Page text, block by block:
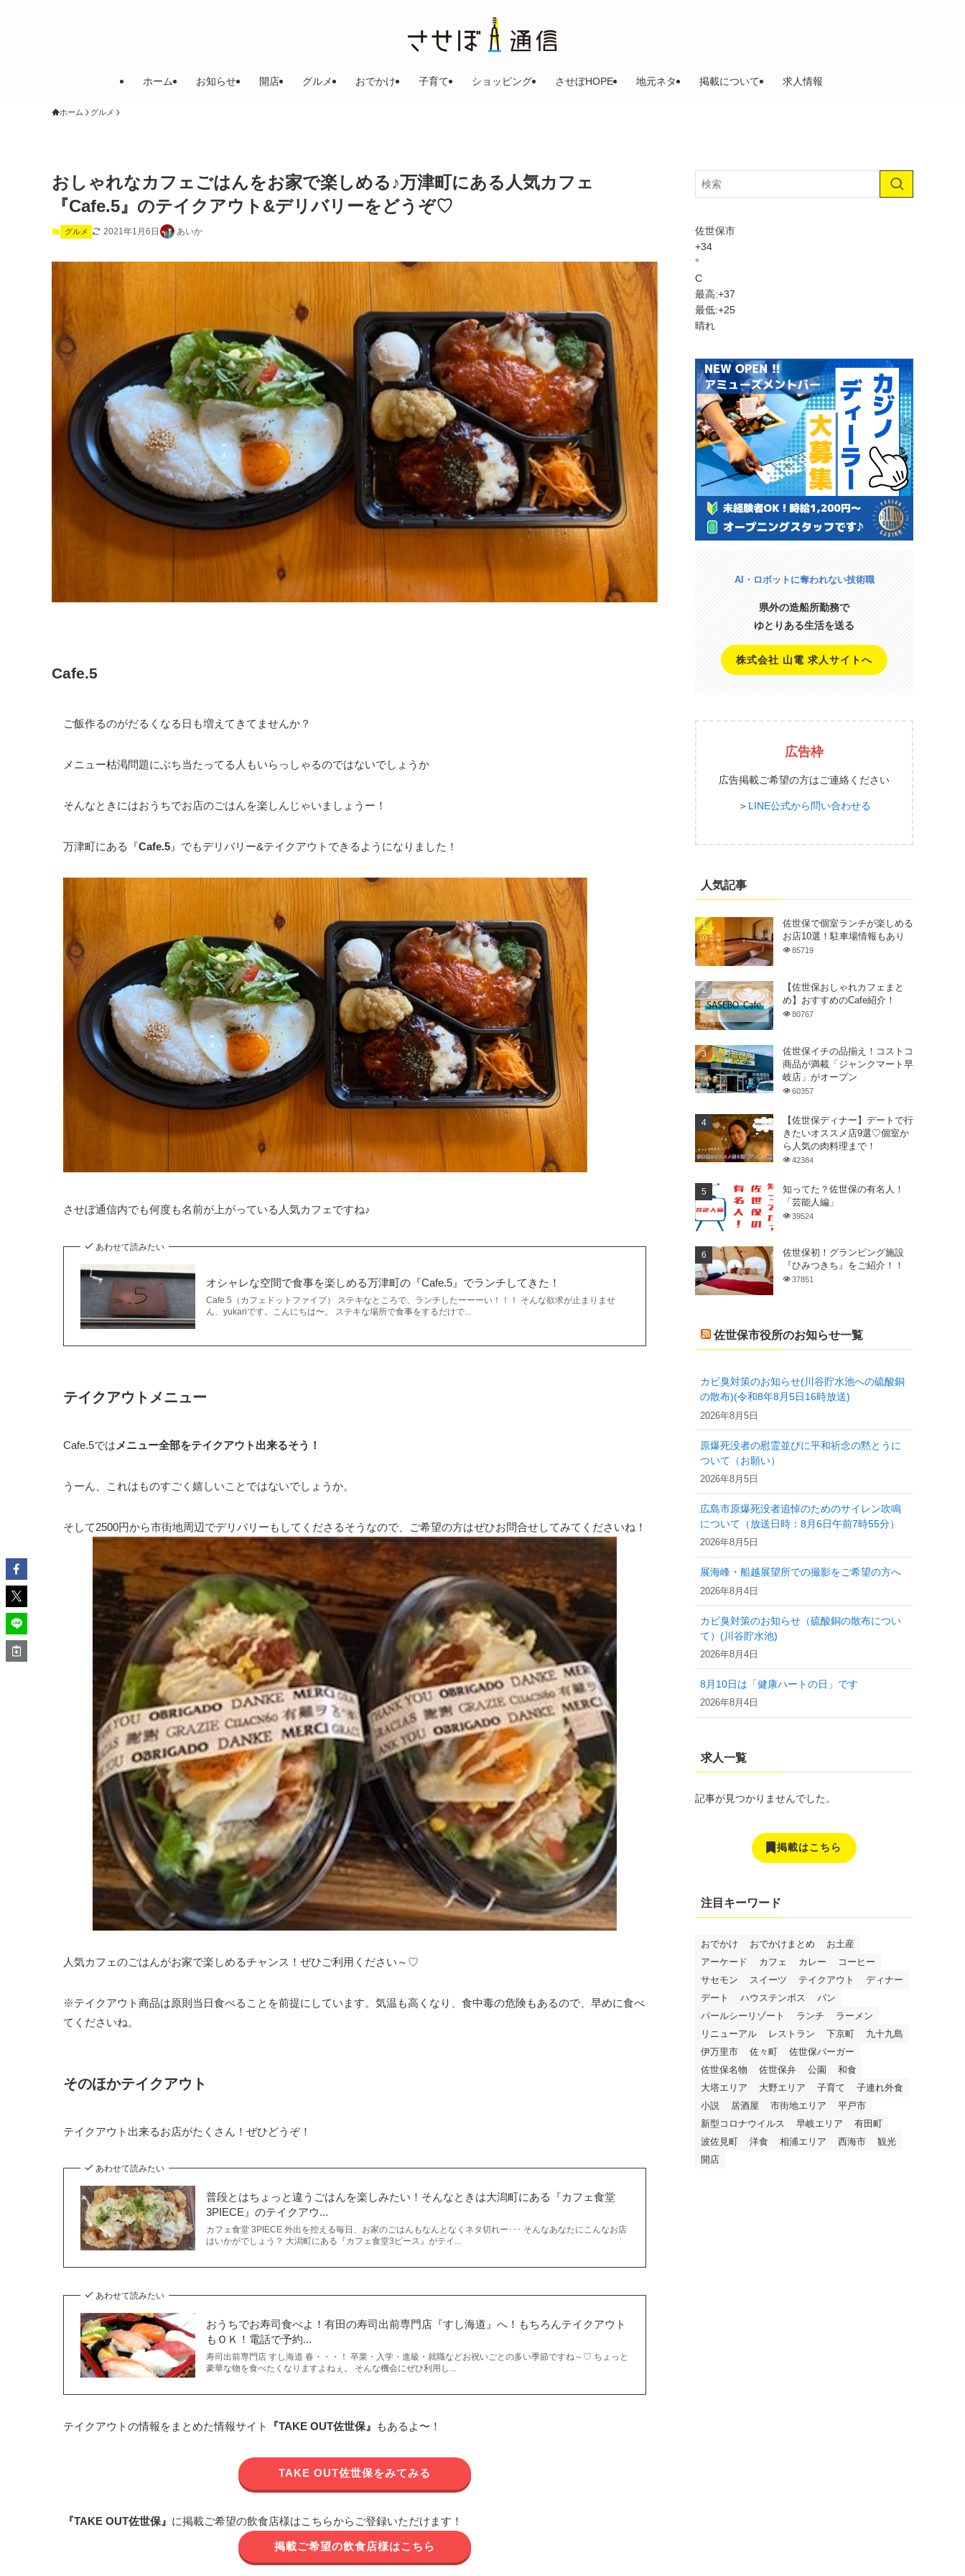
ホーム お知らせ 開店 グルメ おでかけ 子育て ショッピング させぼHOPE 地元ネタ 掲載について 求人情報
ホーム グルメ
おしゃれなカフェごはんをお家で楽しめる♪万津町にある人気カフェ
『Cafe.5』のテイクアウト&デリバリーをどうぞ♡
グルメ 2021年1月6日 あいか
Cafe.5
ご飯作るのがだるくなる日も増えてきてませんか？
メニュー枯渇問題にぶち当たってる人もいらっしゃるのではないでしょうか
そんなときにはおうちでお店のごはんを楽しんじゃいましょうー！
万津町にある『Cafe.5 』でもデリバリー&テイクアウトできるようになりました！
させぼ通信内でも何度も名前が上がっている人気カフェですね♪
あわせて読みたい
オシャレな空間で食事を楽しめる万津町の『Cafe.5』でランチしてきた！
Cafe.5（カフェドットファイブ） ステキなところで、ランチしたーーーい！！！ そんな欲求が止まりませ
ん、yukariです。こんにちは〜。 ステキな場所で食事をするだけで...
テイクアウトメニュー
Cafe.5では メニュー全部をテイクアウト出来るそう！
うーん、これはものすごく嬉しいことではないでしょうか。
そして2500円から市街地周辺でデリバリーもしてくださるそうなので、ご希望の方はぜひお問合せしてみてくださいね！
人気カフェのごはんがお家で楽しめるチャンス！ぜひご利用ください～♡
※テイクアウト商品は原則当日食べることを前提にしています。気温も高くなり、食中毒の危険もあるので、早めに食べ
てくださいね。
そのほかテイクアウト
テイクアウト出来るお店がたくさん！ぜひどうぞ！
あわせて読みたい
普段とはちょっと違うごはんを楽しみたい！そんなときは大潟町にある『カフェ食堂
3PIECE』のテイクアウ...
カフェ食堂 3PIECE 外出を控える毎日、お家のごはんもなんとなくネタ切れー･･･ そんなあなたにこんなお店
はいかがでしょう？ 大潟町にある『カフェ食堂3ピース』がテイ...
あわせて読みたい
おうちでお寿司食べよ！有田の寿司出前専門店『すし海道』へ！もちろんテイクアウト
もＯＫ！電話で予約...
寿司出前専門店 すし海道 春・・・！ 卒業・入学・進級・就職などお祝いごとの多い季節ですね～♡ ちょっと
豪華な物を食べたくなりますよねぇ。 そんな機会にぜひ利用し...
テイクアウトの情報をまとめた情報サイト 『TAKE OUT佐世保』 もあるよ〜！
TAKE OUT佐世保をみてみる
『TAKE OUT佐世保』 に掲載ご希望の飲食店様はこちらからご登録いただけます！
掲載ご希望の飲食店様はこちら
佐世保市
+34
°
C
最高:+37
最低:+25
晴れ
AI・ロボットに奪われない技術職
県外の造船所勤務で
ゆとりある生活を送る
株式会社 山電 求人サイトへ
広告枠
広告掲載ご希望の方はご連絡ください
＞ LINE公式から問い合わせる
人気記事
佐世保で個室ランチが楽しめる
お店10選！駐車場情報もあり
85719
【佐世保おしゃれカフェまと
め】おすすめのCafe紹介！
80767
佐世保イチの品揃え！コストコ
商品が満載「ジャンクマート早
岐店」がオープン
60357
【佐世保ディナー】デートで行
きたいオススメ店9選♡個室か
ら人気の肉料理まで！
42384
知ってた？佐世保の有名人！
「芸能人編」
39524
佐世保初！グランピング施設
『ひみつきち』をご紹介！！
37851
佐世保市役所のお知らせ一覧
カビ臭対策のお知らせ(川谷貯水池への硫酸銅
の散布)(令和8年8月5日16時放送)
2026年8月5日
原爆死没者の慰霊並びに平和祈念の黙とうに
ついて（お願い）
2026年8月5日
広島市原爆死没者追悼のためのサイレン吹鳴
について（放送日時：8月6日午前7時55分）
2026年8月5日
展海峰・船越展望所での撮影をご希望の方へ
2026年8月4日
カビ臭対策のお知らせ（硫酸銅の散布につい
て）(川谷貯水池)
2026年8月4日
8月10日は「健康ハートの日」です
2026年8月4日
求人一覧
記事が見つかりませんでした。
掲載はこちら
注目キーワード
おでかけ おでかけまとめ
お土産
アーケード
カフェ カレー
コーヒー
サセモン
スイーツ テイクアウト
ディナー
デート
ハウステンボス
パン
パールシーリゾート
ランチ
ラーメン
リニューアル
レストラン 下京町
九十九島
伊万里市
佐々町
佐世保バーガー
佐世保名物
佐世保弁 公園
和食
大塔エリア
大野エリア 子育て
子連れ外食
小説
居酒屋 市街地エリア
平戸市
新型コロナウイルス
早岐エリア
有田町
波佐見町
洋食 相浦エリア 西海市
観光
開店